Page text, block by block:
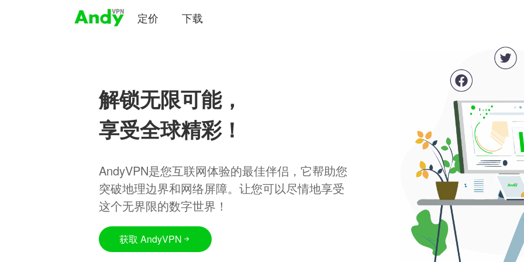
定价 下载
解锁无限可能，
享受全球精彩！
AndyVPN是您互联网体验的最佳伴侣，它帮助您
突破地理边界和网络屏障。让您可以尽情地享受
这个无界限的数字世界！
获取 AndyVPN